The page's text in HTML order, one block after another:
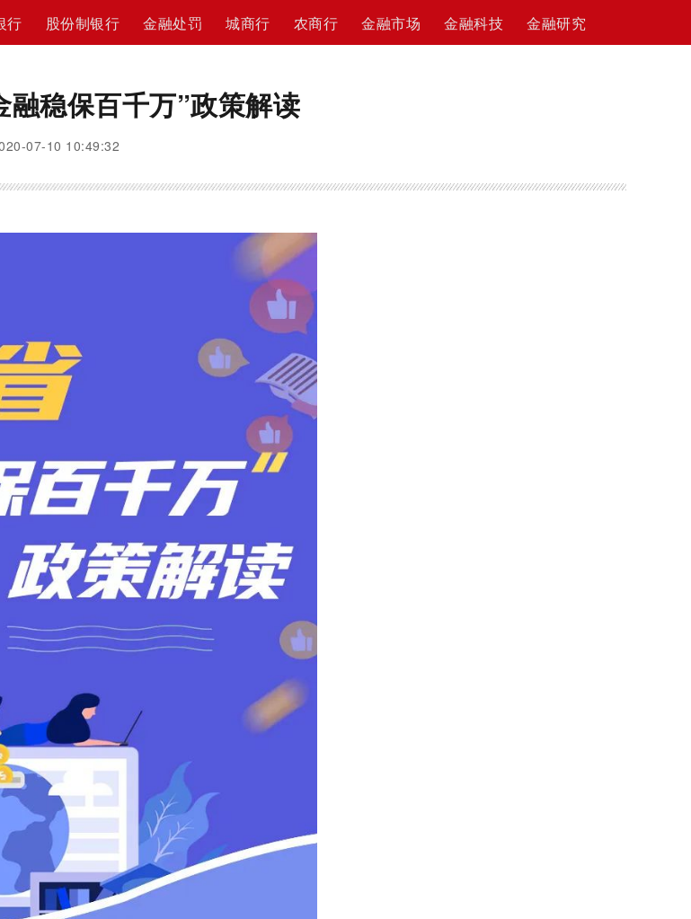
行 股份制银行 金融处罚 城商行 农商行 金融市场 金融科技 金融研究
融稳保百千万”政策解读
07-10 10:49:32